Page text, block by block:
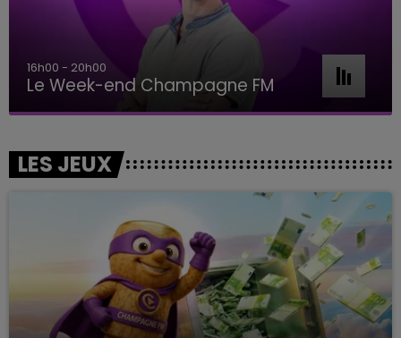
16h00 - 20h00
Le Week-end Champagne FM
LES JEUX